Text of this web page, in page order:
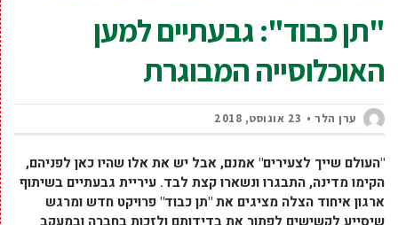
"תן כבוד": גבעתיים למען
האוכלוסייה המבוגרת
ערן הלר 23 אוגוסט, 2018
"העולם שייך לצעירים" אמנם, אבל יש את אלו שהיו כאן לפניהם,
הקימו מדינה, התבגרו ונשארו קצת לבד. עיריית גבעתיים בשיתוף
ארגון איחוד הצלה מציגים את "תן כבוד" פרויקט חדש ומרגש